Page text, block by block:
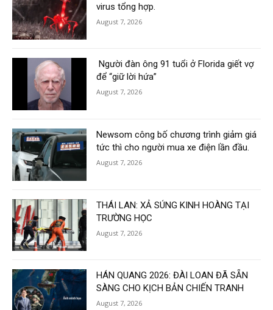
virus tổng hợp.
August 7, 2026
Người đàn ông 91 tuổi ở Florida giết vợ
để “giữ lời hứa”
August 7, 2026
Newsom công bố chương trình giảm giá
tức thì cho người mua xe điện lần đầu.
August 7, 2026
THÁI LAN: XẢ SÚNG KINH HOÀNG TẠI
TRƯỜNG HỌC
August 7, 2026
HÁN QUANG 2026: ĐÀI LOAN ĐÃ SẴN
SÀNG CHO KỊCH BẢN CHIẾN TRANH
August 7, 2026